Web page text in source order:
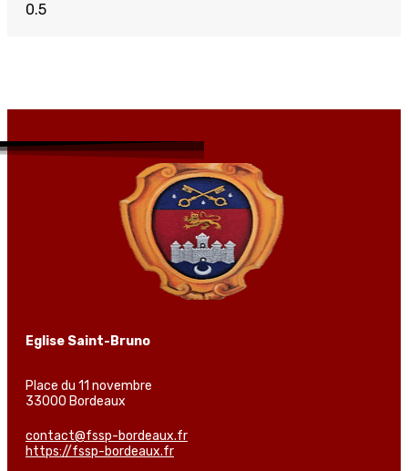
Eglise Saint-Bruno
Place du 11 novembre
33000 Bordeaux
contact@fssp-bordeaux.fr
https://fssp-bordeaux.fr